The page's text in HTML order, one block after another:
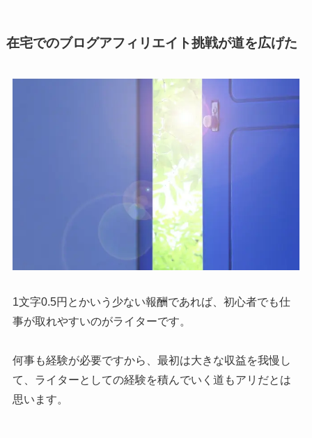
在宅でのブログアフィリエイト挑戦が道を広げた
1文字0.5円とかいう少ない報酬であれば、初心者でも仕
事が取れやすいのがライターです。
何事も経験が必要ですから、最初は大きな収益を我慢し
て、ライターとしての経験を積んでいく道もアリだとは
思います。